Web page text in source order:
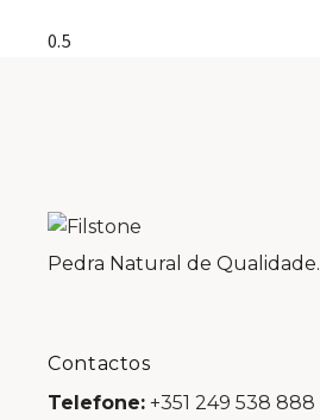
Pedra Natural de Qualidade.
Contactos
Telefone: +351 249 538 888